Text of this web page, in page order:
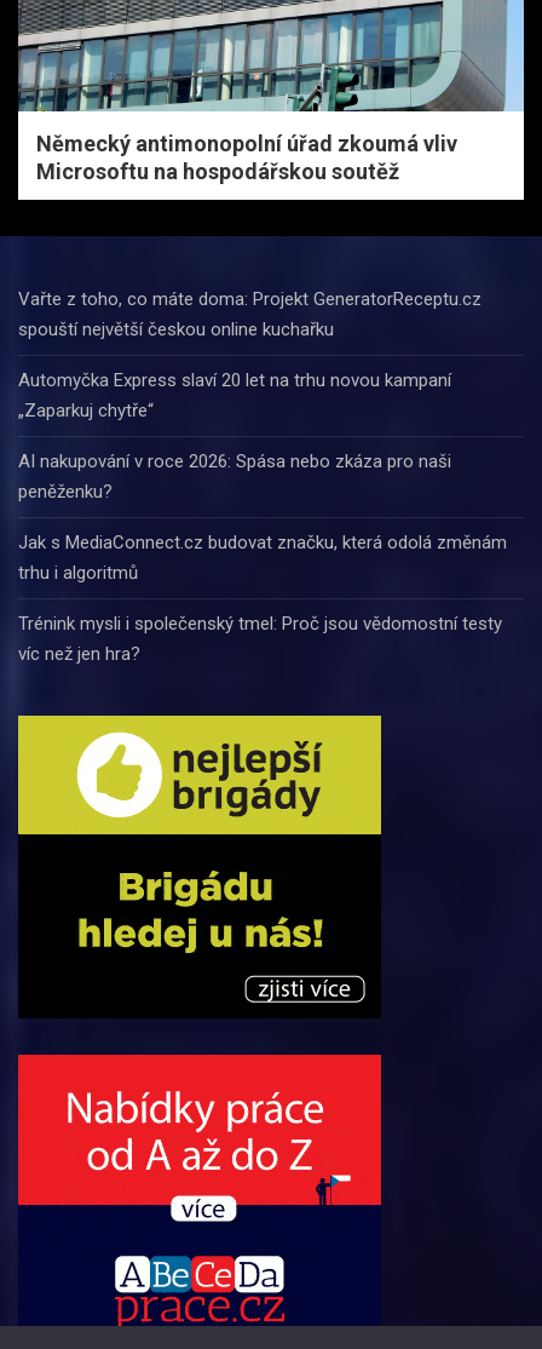
Německý antimonopolní úřad zkoumá vliv
Microsoftu na hospodářskou soutěž
Vařte z toho, co máte doma: Projekt GeneratorReceptu.cz
spouští největší českou online kuchařku
Automyčka Express slaví 20 let na trhu novou kampaní
„Zaparkuj chytře“
AI nakupování v roce 2026: Spása nebo zkáza pro naši
peněženku?
Jak s MediaConnect.cz budovat značku, která odolá změnám
trhu i algoritmů
Trénink mysli i společenský tmel: Proč jsou vědomostní testy
víc než jen hra?